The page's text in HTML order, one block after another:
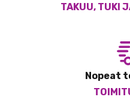
TAKUU, TUKI
Nopeat